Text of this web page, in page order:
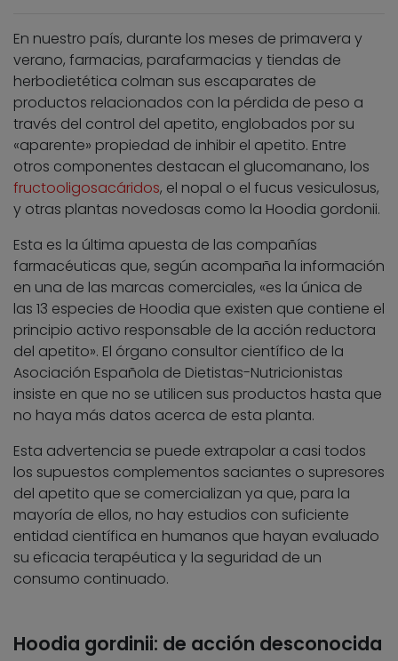
En nuestro país, durante los meses de primavera y
verano, farmacias, parafarmacias y tiendas de
herbodietética colman sus escaparates de
productos relacionados con la pérdida de peso a
través del control del apetito, englobados por su
«aparente» propiedad de inhibir el apetito. Entre
otros componentes destacan el glucomanano, los
fructooligosacáridos, el nopal o el fucus vesiculosus,
y otras plantas novedosas como la Hoodia gordonii.
Esta es la última apuesta de las compañías
farmacéuticas que, según acompaña la información
en una de las marcas comerciales, «es la única de
las 13 especies de Hoodia que existen que contiene el
principio activo responsable de la acción reductora
del apetito». El órgano consultor científico de la
Asociación Española de Dietistas-Nutricionistas
insiste en que no se utilicen sus productos hasta que
no haya más datos acerca de esta planta.
Esta advertencia se puede extrapolar a casi todos
los supuestos complementos saciantes o supresores
del apetito que se comercializan ya que, para la
mayoría de ellos, no hay estudios con suficiente
entidad científica en humanos que hayan evaluado
su eficacia terapéutica y la seguridad de un
consumo continuado.
Hoodia gordinii: de acción desconocida